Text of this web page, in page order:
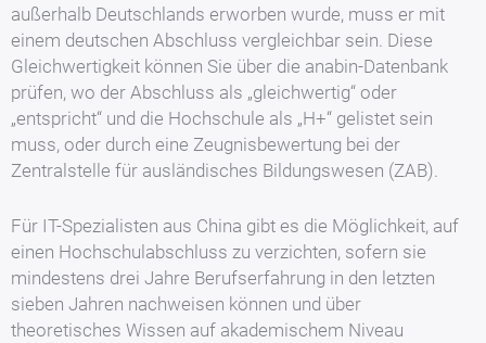
außerhalb Deutschlands erworben wurde, muss er mit
einem deutschen Abschluss vergleichbar sein. Diese
Gleichwertigkeit können Sie über die anabin-Datenbank
prüfen, wo der Abschluss als „gleichwertig“ oder
„entspricht“ und die Hochschule als „H+“ gelistet sein
muss, oder durch eine Zeugnisbewertung bei der
Zentralstelle für ausländisches Bildungswesen (ZAB).
Für IT-Spezialisten aus China gibt es die Möglichkeit, auf
einen Hochschulabschluss zu verzichten, sofern sie
mindestens drei Jahre Berufserfahrung in den letzten
sieben Jahren nachweisen können und über
theoretisches Wissen auf akademischem Niveau